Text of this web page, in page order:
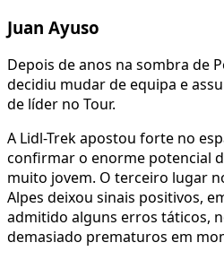
Juan Ayuso
Depois de anos na sombra de
decidiu mudar de equipa e
de líder no Tour.
A Lidl-Trek apostou forte no
confirmar o enorme potencial
muito jovem. O terceiro lugar
Alpes deixou sinais positivos,
admitido alguns erros táticos,
demasiado prematuros em